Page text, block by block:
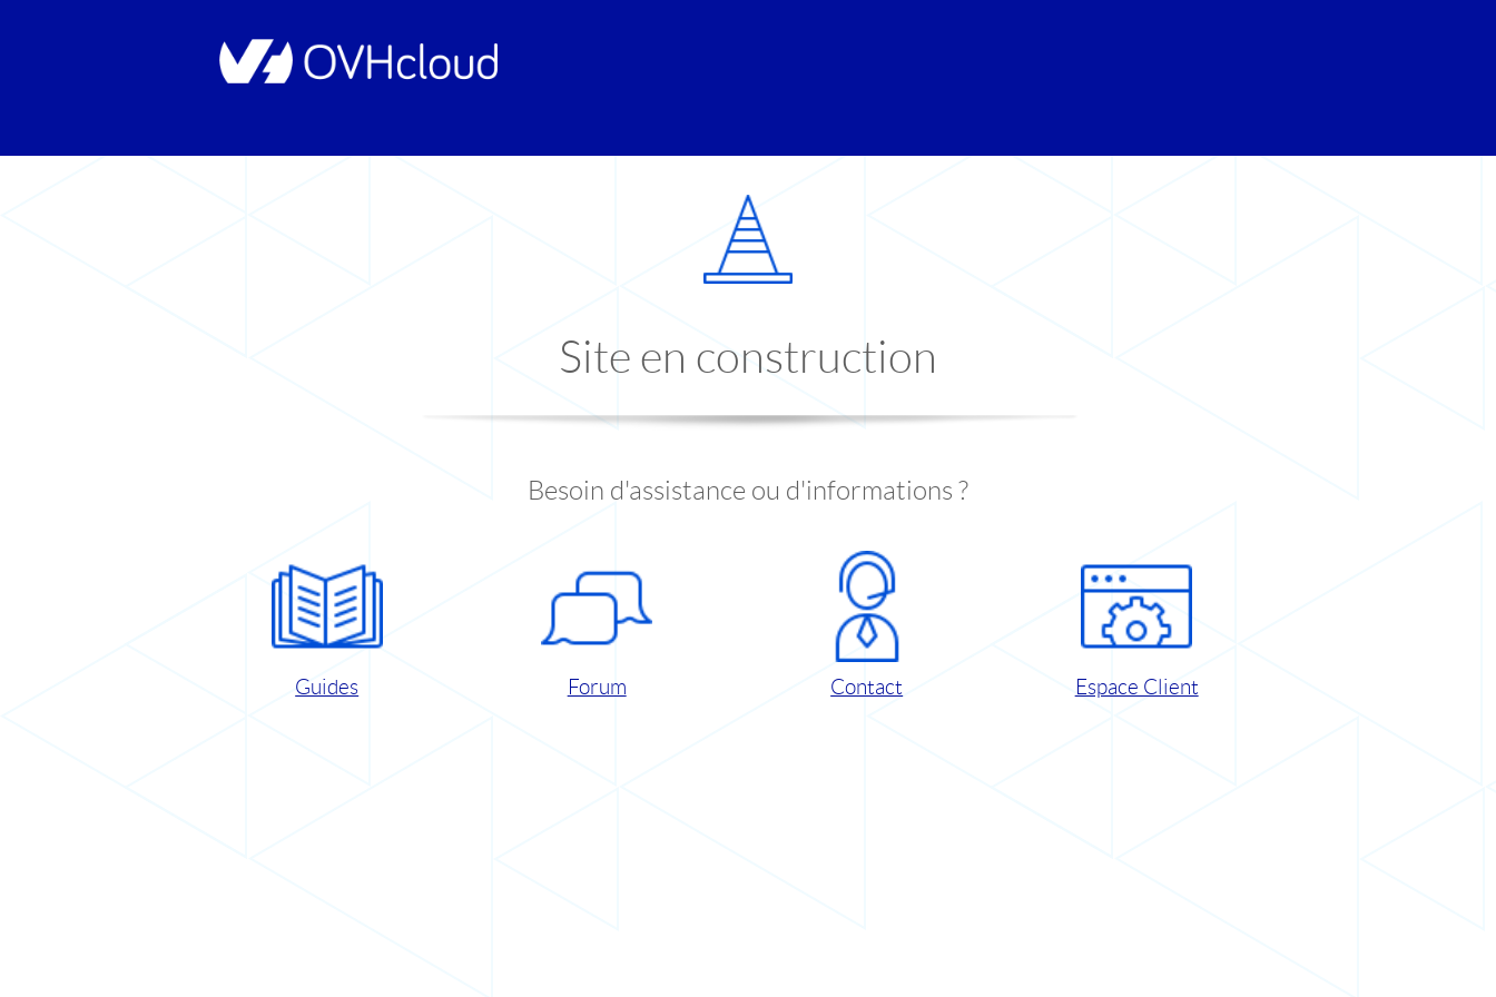
Site en construction
Besoin d'assistance ou d'informations ?
Guides Forum Contact Espace Client